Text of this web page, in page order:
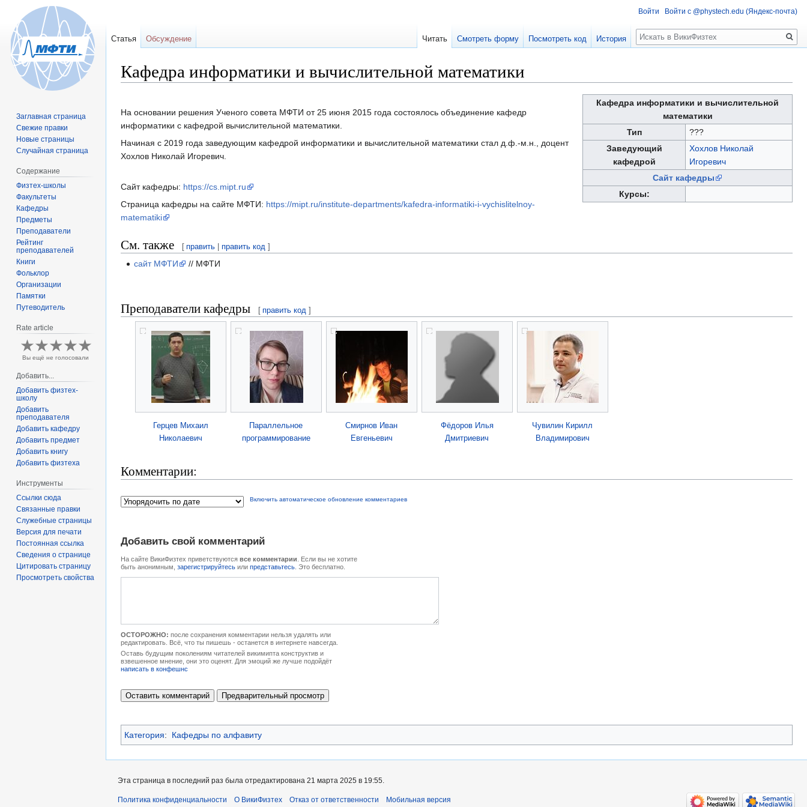
Кафедра информатики и вычислительной математики
к
навигации
к
поиску
Кафедра информатики и вычислительной
математики
Тип
???
Заведующий
кафедрой
Хохлов Николай
Игоревич
Сайт кафедры
Курсы:
На основании решения Ученого совета МФТИ от 25 июня 2015 года состоялось объединение кафедр
информатики с кафедрой вычислительной математики.
Начиная с 2019 года заведующим кафедрой информатики и вычислительной математики стал д.ф.-м.н., доцент
Хохлов Николай Игоревич.
Сайт кафедры: https://cs.mipt.ru
Страница кафедры на сайте МФТИ: https://mipt.ru/institute-departments/kafedra-informatiki-i-vychislitelnoy-
matematiki
См. также [ править |править код ]
сайт МФТИ // МФТИ
Преподаватели кафедры [ править код ]
Герцев Михаил
Николаевич
Параллельное
программирование
Смирнов Иван
Евгеньевич
Фёдоров Илья
Дмитриевич
Чувилин Кирилл
Владимирович
Комментарии:
Включить автоматическое обновление комментариев
Добавить свой комментарий
На сайте ВикиФизтех приветствуются все комментарии . Если вы не хотите
быть анонимным, зарегистрируйтесь или представьтесь . Это бесплатно.
ОСТОРОЖНО: после сохранения комментарии нельзя удалять или
редактировать. Всё, что ты пишешь - останется в интернете навсегда.
Оставь будущим поколениям читателей викимипта конструктив и
взвешенное мнение, они это оценят. Для эмоций же лучше подойдёт
написать в конфешнс
Категория: Кафедры по алфавиту
Войти Войти с @phystech.edu (Яндекс-почта)
Статья Обсуждение Читать Смотреть форму Посмотреть код История
Поиск
Заглавная страница
Свежие правки
Новые страницы
Случайная страница
Содержание
Физтех-школы
Факультеты
Кафедры
Предметы
Преподаватели
Рейтинг
преподавателей
Книги
Фольклор
Организации
Памятки
Путеводитель
Rate article
Вы ещё не голосовали
Добавить...
Добавить физтех-
школу
Добавить
преподавателя
Добавить кафедру
Добавить предмет
Добавить книгу
Добавить физтеха
Инструменты
Ссылки сюда
Связанные правки
Служебные страницы
Версия для печати
Постоянная ссылка
Сведения о странице
Цитировать страницу
Просмотреть свойства
Эта страница в последний раз была отредактирована 21 марта 2025 в 19:55.
Политика конфиденциальности О ВикиФизтех Отказ от ответственности Мобильная версия